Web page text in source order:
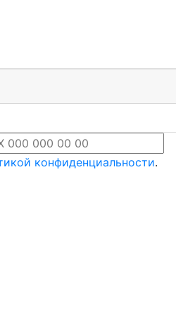
конфиденциальности.